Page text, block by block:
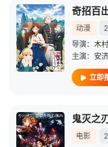
奇招百
动漫
导演： 木
主演： 安
立即
鬼灭之
电影